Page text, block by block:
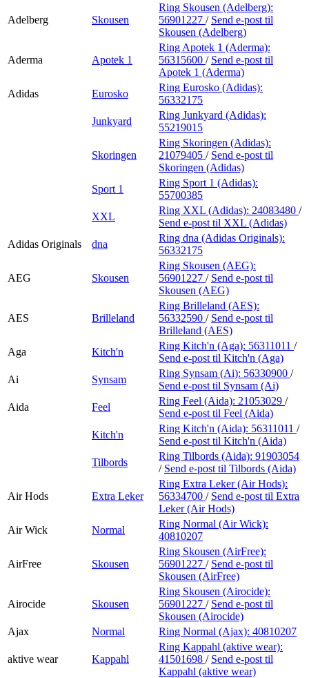
Adelberg Skousen
Ring Skousen (Adelberg):
56901227 / Send e-post til
Skousen (Adelberg)
Aderma Apotek 1
Ring Apotek 1 (Aderma):
56315600 / Send e-post til
Apotek 1 (Aderma)
Adidas
Eurosko
Ring Eurosko (Adidas):
56332175
Junkyard
Ring Junkyard (Adidas):
55219015
Skoringen
Ring Skoringen (Adidas):
21079405 / Send e-post til
Skoringen (Adidas)
Sport 1
Ring Sport 1 (Adidas):
55700385
XXL
Ring XXL (Adidas): 24083480 /
Send e-post til XXL (Adidas)
Adidas Originals
dna
Ring dna (Adidas Originals):
56332175
AEG Skousen
Ring Skousen (AEG):
56901227 / Send e-post til
Skousen (AEG)
AES Brilleland
Ring Brilleland (AES):
56332590 / Send e-post til
Brilleland (AES)
Aga
Kitch'n
Ring Kitch'n (Aga): 56311011 /
Send e-post til Kitch'n (Aga)
Ai
Synsam
Ring Synsam (Ai): 56330900 /
Send e-post til Synsam (Ai)
Aida
Feel
Ring Feel (Aida): 21053029 /
Send e-post til Feel (Aida)
Kitch'n
Ring Kitch'n (Aida): 56311011 /
Send e-post til Kitch'n (Aida)
Tilbords
Ring Tilbords (Aida): 91903054
/ Send e-post til Tilbords (Aida)
Air Hods Extra Leker
Ring Extra Leker (Air Hods):
56334700 / Send e-post til Extra
Leker (Air Hods)
Air Wick
Normal
Ring Normal (Air Wick):
40810207
AirFree Skousen
Ring Skousen (AirFree):
56901227 / Send e-post til
Skousen (AirFree)
Airocide Skousen
Ring Skousen (Airocide):
56901227 / Send e-post til
Skousen (Airocide)
Ajax
Normal Ring Normal (Ajax): 40810207
aktive wear Kappahl
Ring Kappahl (aktive wear):
41501698 / Send e-post til
Kappahl (aktive wear)